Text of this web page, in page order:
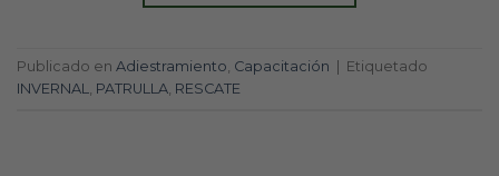
Publicado en Adiestramiento, Capacitación
Etiquetado
INVERNAL, PATRULLA, RESCATE